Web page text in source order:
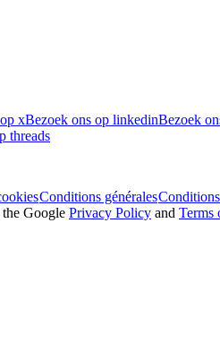
xBezoek ons op linkedinBezoek
threads
Conditions générales
Google Privacy Policy and Terms